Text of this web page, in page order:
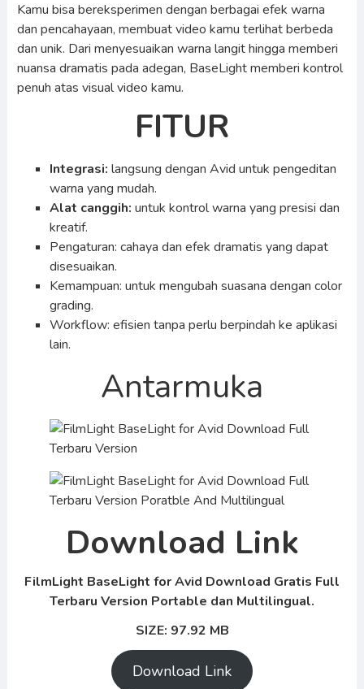
Kamu bisa bereksperimen dengan berbagai efek warna
dan pencahayaan, membuat video kamu terlihat berbeda
dan unik. Dari menyesuaikan warna langit hingga memberi
nuansa dramatis pada adegan, BaseLight memberi kontrol
penuh atas visual video kamu.
FITUR
Integrasi: langsung dengan Avid untuk pengeditan
warna yang mudah.
Alat canggih: untuk kontrol warna yang presisi dan
kreatif.
Pengaturan: cahaya dan efek dramatis yang dapat
disesuaikan.
Kemampuan: untuk mengubah suasana dengan color
grading.
Workflow: efisien tanpa perlu berpindah ke aplikasi
lain.
Antarmuka
Download Link
FilmLight BaseLight for Avid Download Gratis Full
Terbaru Version Portable dan Multilingual.
SIZE: 97.92 MB
Download Link